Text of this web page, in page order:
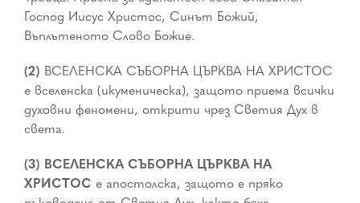
Господ Иисус Христос, Синът Божий,
Въплътеното Слово Божие.
(2) ВСЕЛЕНСКА СЪБОРНА ЦЪРКВА НА ХРИСТОС
е вселенска (икуменическа), защото приема всички
духовни феномени, открити чрез Светия Дух в
света.
(3) ВСЕЛЕНСКА СЪБОРНА ЦЪРКВА НА
ХРИСТОС е апостолска, защото е пряко